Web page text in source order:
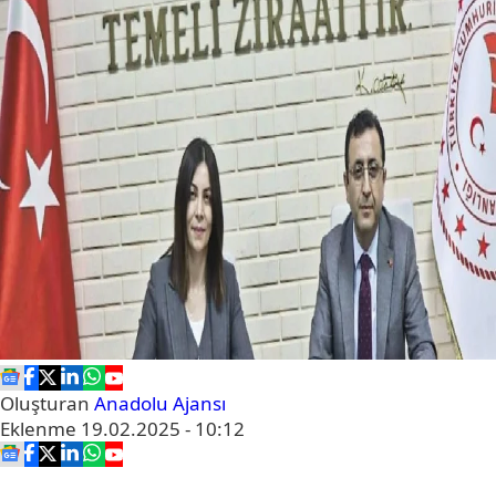
Oluşturan Anadolu Ajansı
Eklenme 19.02.2025 - 10:12